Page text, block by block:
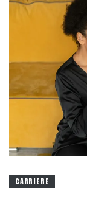
CARRIERE